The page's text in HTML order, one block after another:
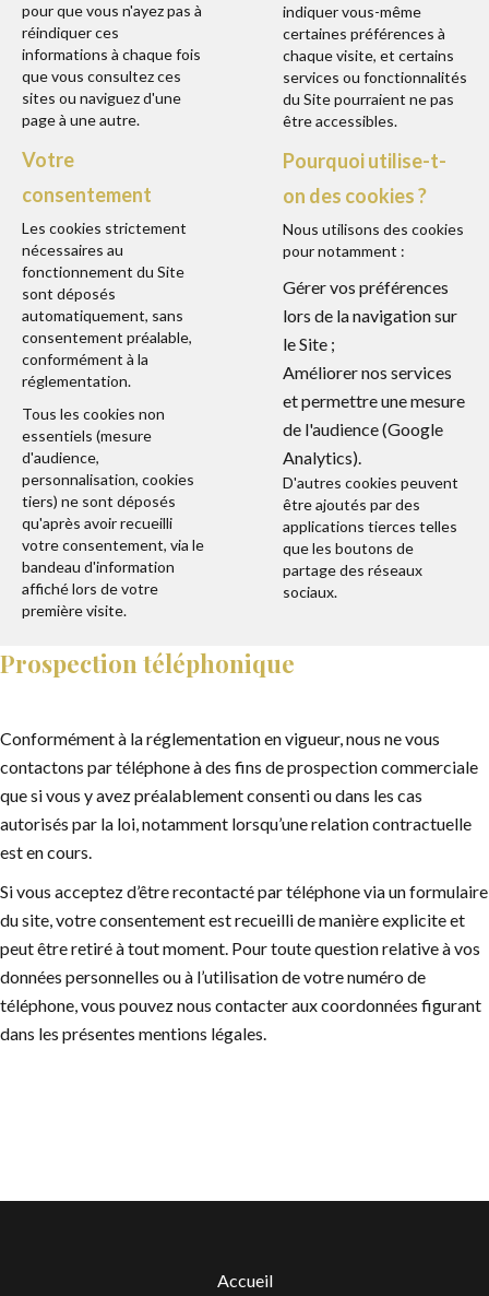
pour que vous n'ayez pas à
réindiquer ces
informations à chaque fois
que vous consultez ces
sites ou naviguez d'une
page à une autre.
Votre
consentement
Les cookies strictement
nécessaires au
fonctionnement du Site
sont déposés
automatiquement, sans
consentement préalable,
conformément à la
réglementation.
Tous les cookies non
essentiels (mesure
d'audience,
personnalisation, cookies
tiers) ne sont déposés
qu'après avoir recueilli
votre consentement, via le
bandeau d'information
affiché lors de votre
première visite.
indiquer vous-même
certaines préférences à
chaque visite, et certains
services ou fonctionnalités
du Site pourraient ne pas
être accessibles.
Pourquoi utilise-t-
on des cookies ?
Nous utilisons des cookies
pour notamment :
Gérer vos préférences
lors de la navigation sur
le Site ;
Améliorer nos services
et permettre une mesure
de l'audience (Google
Analytics).
D'autres cookies peuvent
être ajoutés par des
applications tierces telles
que les boutons de
partage des réseaux
sociaux.
Prospection téléphonique
Conformément à la réglementation en vigueur, nous ne vous
contactons par téléphone à des fins de prospection commerciale
que si vous y avez préalablement consenti ou dans les cas
autorisés par la loi, notamment lorsqu’une relation contractuelle
est en cours.
Si vous acceptez d’être recontacté par téléphone via un formulaire
du site, votre consentement est recueilli de manière explicite et
peut être retiré à tout moment. Pour toute question relative à vos
données personnelles ou à l’utilisation de votre numéro de
téléphone, vous pouvez nous contacter aux coordonnées figurant
dans les présentes mentions légales.
Accueil